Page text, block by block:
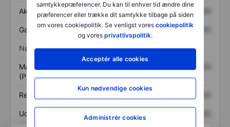
samtykkepræferencer. Du kan til enhver tid ændre dine
præferencer eller trække dit samtykke tilbage på siden
om vores cookiepolitik. Se venligst vores cookiepolitik
og vores privatlivspolitik.
Acceptér alle cookies
Kun nødvendige cookies
Administrér cookies
Aktiver i alt XXXXXXX XXXXXXX
Gæld XXXXXXX XXXXXXX
Nøgletal
Markedsværdi/omsætning
(P/S)
XXXXXXX
Resultat pr. aktie (EPS)
Udbytte pr. aktie XXXXXXX